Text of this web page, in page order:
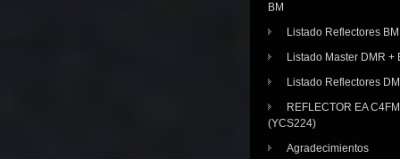
BM
Listado Reflectores BM
Listado Master DMR +
Listado Reflectores
REFLECTOR EA
(YCS224)
Agradecimientos